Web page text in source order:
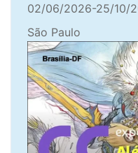
02/06/2026-25/10/
São Paulo